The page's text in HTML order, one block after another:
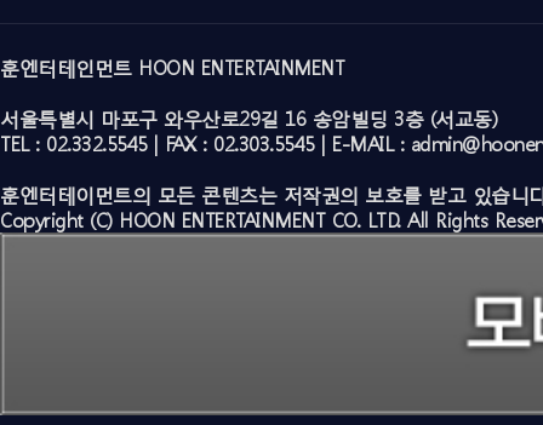
훈엔터테인먼트 HOON ENTERTAINMENT
서울특별시 마포구 와우산로29길 16 송암빌딩 3층 (서교동)
TEL : 02.332.5545 | FAX : 02.303.5545 | E-MAIL :
훈엔터테이먼트의 모든 콘텐츠는 저작권의 보호를 받고 있습니
Copyright (C) HOON ENTERTAINMENT CO. LTD. All Rights